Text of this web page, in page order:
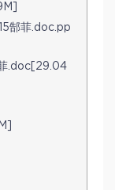
郜菲.doc.pp
.doc[29.04